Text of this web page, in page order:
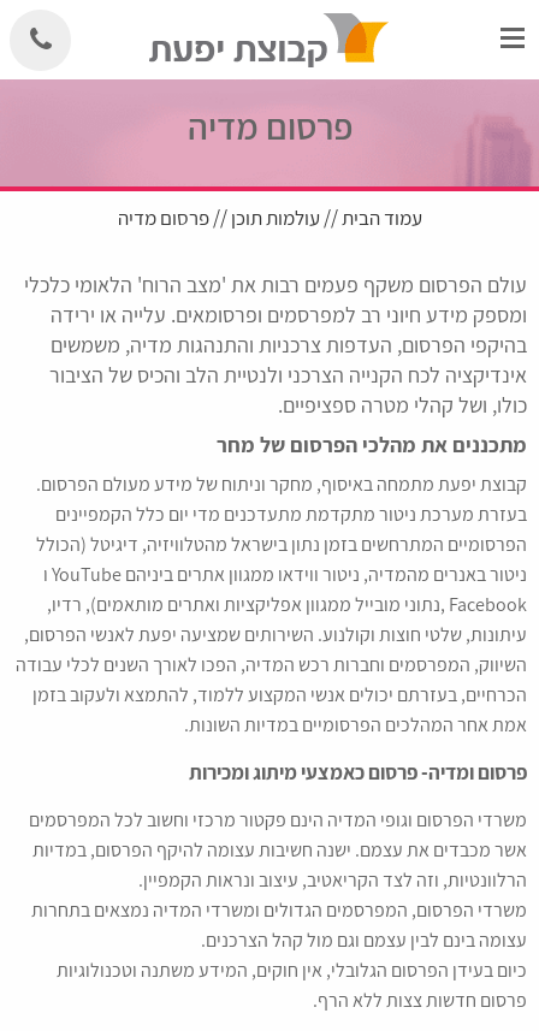
to
פרסום מדיה
עמוד הבית// עולמות תוכן// פרסום מדיה
עולם הפרסום משקף פעמים רבות את 'מצב הרוח' הלאומי כלכלי
ומספק מידע חיוני רב למפרסמים ופרסומאים. עלייה או ירידה
בהיקפי הפרסום, העדפות צרכניות והתנהגות מדיה, משמשים
אינדיקציה לכח הקנייה הצרכני ולנטיית הלב והכיס של הציבור
כולו, ושל קהלי מטרה ספציפיים.
מתכננים את מהלכי הפרסום של מחר
קבוצת יפעת מתמחה באיסוף, מחקר וניתוח של מידע מעולם הפרסום.
בעזרת מערכת ניטור מתקדמת מתעדכנים מדי יום כלל הקמפיינים
הפרסומיים המתרחשים בזמן נתון בישראל מהטלוויזיה, דיגיטל (הכולל
ניטור באנרים מהמדיה, ניטור ווידאו ממגוון אתרים ביניהם YouTube ו
Facebook ,נתוני מובייל ממגוון אפליקציות ואתרים מותאמים), רדיו,
עיתונות, שלטי חוצות וקולנוע. השירותים שמציעה יפעת לאנשי הפרסום,
השיווק, המפרסמים וחברות רכש המדיה, הפכו לאורך השנים לכלי עבודה
הכרחיים, בעזרתם יכולים אנשי המקצוע ללמוד, להתמצא ולעקוב בזמן
אמת אחר המהלכים הפרסומיים במדיות השונות.
פרסום ומדיה- פרסום כאמצעי מיתוג ומכירות
משרדי הפרסום וגופי המדיה הינם פקטור מרכזי וחשוב לכל המפרסמים
אשר מכבדים את עצמם. ישנה חשיבות עצומה להיקף הפרסום, במדיות
הרלוונטיות, וזה לצד הקריאטיב, עיצוב ונראות הקמפיין.
משרדי הפרסום, המפרסמים הגדולים ומשרדי המדיה נמצאים בתחרות
עצומה בינם לבין עצמם וגם מול קהל הצרכנים.
כיום בעידן הפרסום הגלובלי, אין חוקים, המידע משתנה וטכנולוגיות
פרסום חדשות צצות ללא הרף.